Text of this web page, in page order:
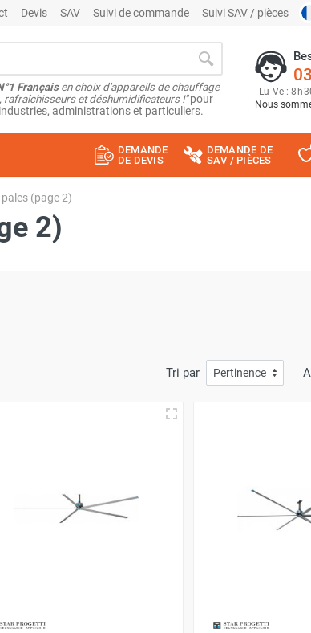
Devis SAV Suivi de commande Suivi SAV / pièces
Françaisen choix d'appareils de chauffage
et déshumidificateurs !"pour
administrations et particuliers.
Lu-Ve : 8h
Nous
DEMANDE
DE DEVIS
DEMANDE DE
SAV / PIÈCES
(page 2)
2)
Tri par